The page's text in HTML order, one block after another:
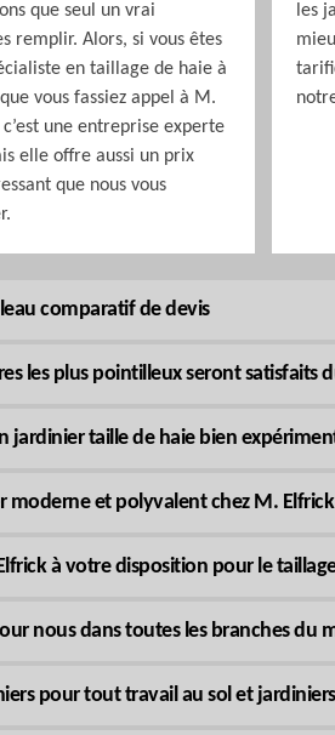
que seul un vrai
remplir. Alors, si vous êtes
en taillage de haie à
vous fassiez appel à M.
une entreprise experte
elle offre aussi un prix
que nous vous
les
comparatif de devis
les plus pointilleux seront satisfaits
jardinier taille de haie bien
moderne et polyvalent chez M. Elfrick
à votre disposition pour le
nous dans toutes les branches du
pour tout travail au sol et